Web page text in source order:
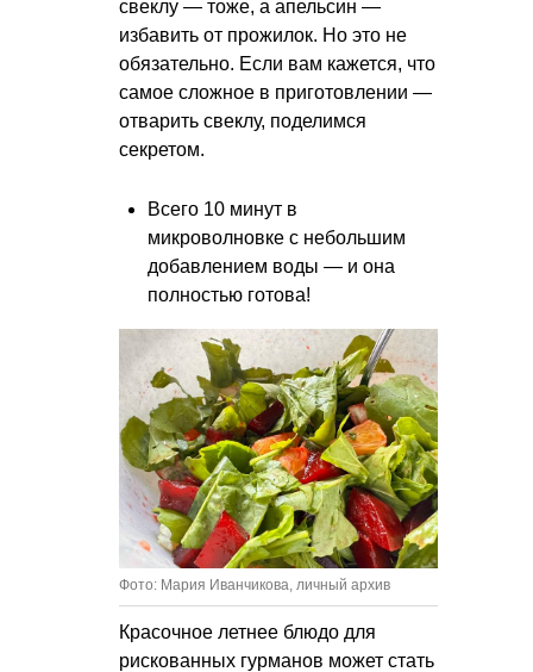
свеклу — тоже, а апельсин —
избавить от прожилок. Но это не
обязательно. Если вам кажется, что
самое сложное в приготовлении —
отварить свеклу, поделимся
секретом.
Всего 10 минут в
микроволновке с небольшим
добавлением воды — и она
полностью готова!
Фото: Мария Иванчикова, личный архив
Красочное летнее блюдо для
рискованных гурманов может стать